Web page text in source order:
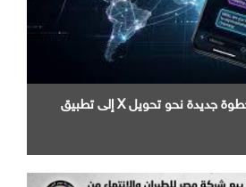
إطلاق " XChat " في خطوة جديدة نحو تحويل X إلى تطبيق